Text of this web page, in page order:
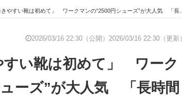
経営
IT製品の技術・比較・事例 製造
靴は初めて」 ワークマンの“2500円シューズ”が大人気 「長時間歩いても疲れない」「コスパが良くて最高の靴です」
2026/03/16 22:30（公開） 2026/03/16 22:30（更新）
すい靴は初めて」 ワーク
ーズ”が大人気 「長時間